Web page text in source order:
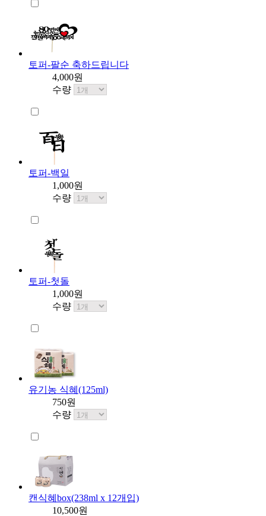
토퍼-팔순 축하드립니다
4,000원
수량
토퍼-백일
1,000원
수량
토퍼-첫돌
1,000원
수량
유기농 식혜(125ml)
750원
수량
캔식혜box(238ml x 12개입)
10,500원